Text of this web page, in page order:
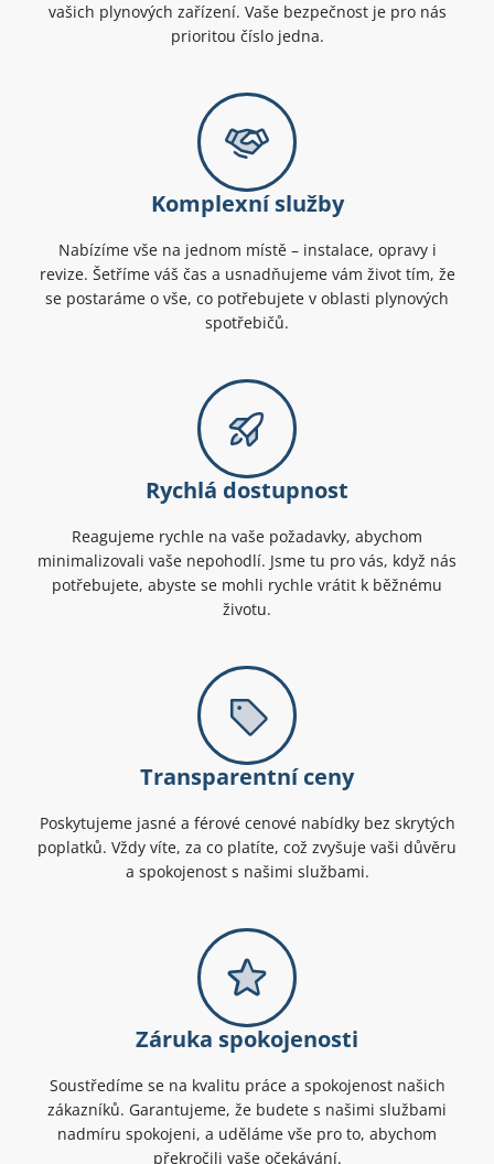
vašich plynových zařízení. Vaše bezpečnost je pro nás
prioritou číslo jedna.
Komplexní služby
Nabízíme vše na jednom místě – instalace, opravy i
revize. Šetříme váš čas a usnadňujeme vám život tím, že
se postaráme o vše, co potřebujete v oblasti plynových
spotřebičů.
Rychlá dostupnost
Reagujeme rychle na vaše požadavky, abychom
minimalizovali vaše nepohodlí. Jsme tu pro vás, když nás
potřebujete, abyste se mohli rychle vrátit k běžnému
životu.
Transparentní ceny
Poskytujeme jasné a férové cenové nabídky bez skrytých
poplatků. Vždy víte, za co platíte, což zvyšuje vaši důvěru
a spokojenost s našimi službami.
Záruka spokojenosti
Soustředíme se na kvalitu práce a spokojenost našich
zákazníků. Garantujeme, že budete s našimi službami
nadmíru spokojeni, a uděláme vše pro to, abychom
překročili vaše očekávání.